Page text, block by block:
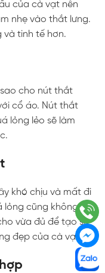
của cà vạt nên
nhẹ vào thắt lưng.
tinh tế hơn.
cho nút thắt
cổ áo. Nút thắt
lỏng lẻo sẽ làm
khó chịu và mất đi
lỏng cũng không
vừa đủ để tạo sự
đẹp của cà vạt.